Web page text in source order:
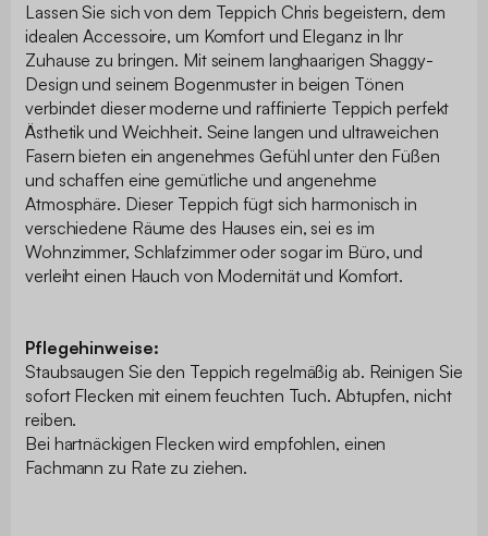
Lassen Sie sich von dem Teppich Chris begeistern, dem
idealen Accessoire, um Komfort und Eleganz in Ihr
Zuhause zu bringen. Mit seinem langhaarigen Shaggy-
Design und seinem Bogenmuster in beigen Tönen
verbindet dieser moderne und raffinierte Teppich perfekt
Ästhetik und Weichheit. Seine langen und ultraweichen
Fasern bieten ein angenehmes Gefühl unter den Füßen
und schaffen eine gemütliche und angenehme
Atmosphäre. Dieser Teppich fügt sich harmonisch in
verschiedene Räume des Hauses ein, sei es im
Wohnzimmer, Schlafzimmer oder sogar im Büro, und
verleiht einen Hauch von Modernität und Komfort.
Pflegehinweise:
Staubsaugen Sie den Teppich regelmäßig ab. Reinigen Sie
sofort Flecken mit einem feuchten Tuch. Abtupfen, nicht
reiben.
Bei hartnäckigen Flecken wird empfohlen, einen
Fachmann zu Rate zu ziehen.